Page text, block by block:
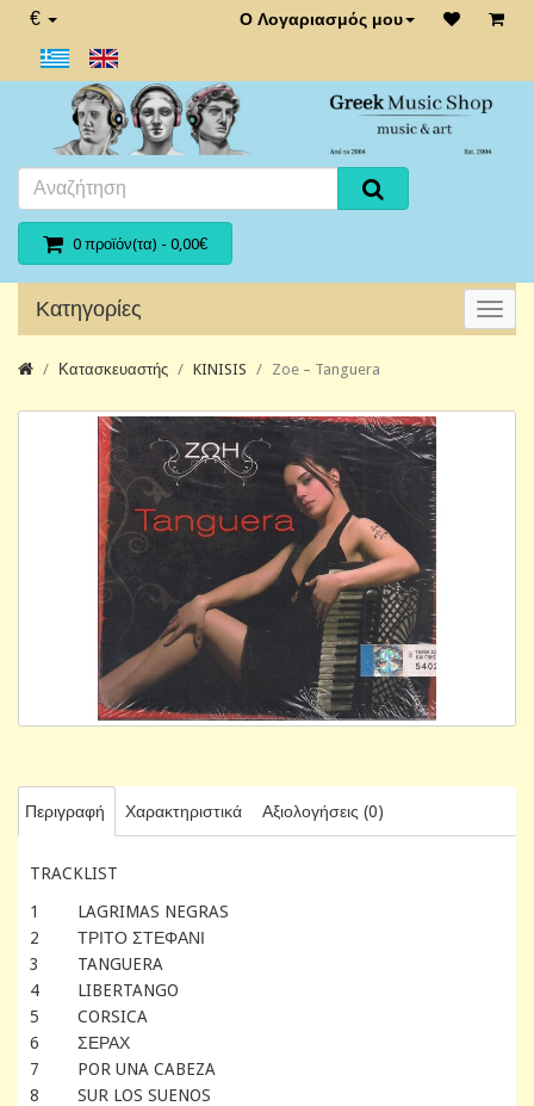
€ Ο Λογαριασμός μου
0 προϊόν(τα) - 0,00€
Κατηγορίες
Κατασκευαστής KINISIS Zoe ‎– Tanguera
Περιγραφή Χαρακτηριστικά Αξιολογήσεις (0)
TRACKLIST
1 LAGRIMAS NEGRAS
2 ΤΡΙΤΟ ΣΤΕΦΑΝΙ
3 TANGUERA
4 LIBERTANGO
5 CORSICA
6 ΣΕΡΑΧ
7 POR UNA CABEZA
8 SUR LOS SUENOS